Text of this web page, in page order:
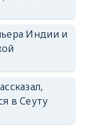
Индии и
в Сеуту